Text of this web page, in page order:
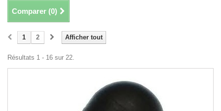
Comparer (0)
Afficher tout
1 2
Résultats 1 - 16 sur 22.